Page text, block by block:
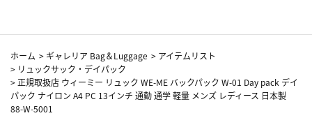
ホーム > ギャレリア Bag＆Luggage > アイテムリスト
> リュックサック・デイパック
> 正規取扱店 ウィーミー リュック WE-ME バックパック W-01 Day pack デイ
パック ナイロン A4 PC 13インチ 通勤 通学 軽量 メンズ レディース 日本製
88-W-5001